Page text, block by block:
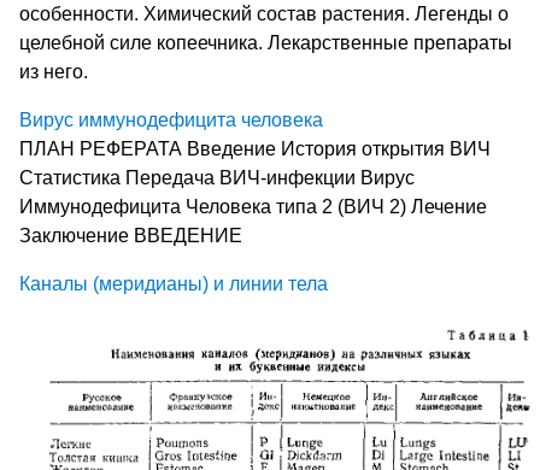
особенности. Химический состав растения. Легенды о
целебной силе копеечника. Лекарственные препараты
из него.
Вирус иммунодефицита человека
ПЛАН РЕФЕРАТА Введение История открытия ВИЧ
Статистика Передача ВИЧ-инфекции Вирус
Иммунодефицита Человека типа 2 (ВИЧ 2) Лечение
Заключение ВВЕДЕНИЕ
Каналы (меридианы) и линии тела